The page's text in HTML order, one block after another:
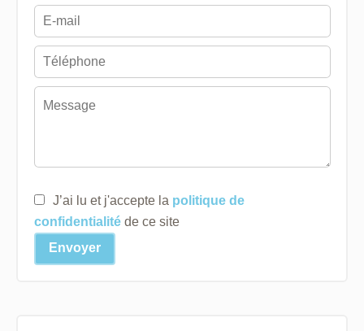
J’ai lu et j'accepte la politique de
confidentialitéde ce site
Envoyer